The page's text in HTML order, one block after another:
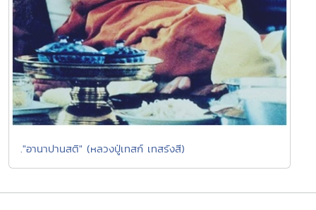
."อานาปานสติ" (หลวงปู่เทสก์ เทสรังสี)